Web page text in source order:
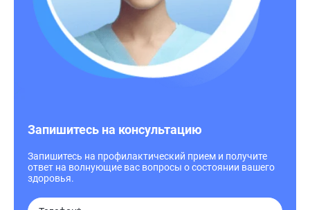
Запишитесь на консультацию
Запишитесь на профилактический прием и получите
ответ на волнующие вас вопросы о состоянии вашего
здоровья.